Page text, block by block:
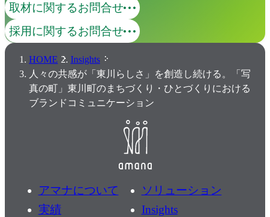
取材に関するお問合せ
採用に関するお問合せ
HOME
Insights
人々の共感が「東川らしさ」を創造し続ける。「写
真の町」東川町のまちづくり・ひとづくりにおける
ブランドコミュニケーション
アマナについて
ソリューション
実績
Insights